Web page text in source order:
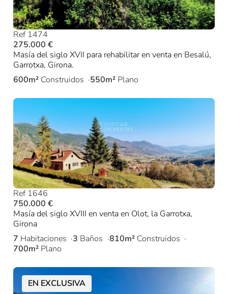
Ref 1474
275.000 €
Masía del siglo XVII para rehabilitar en venta en Besalú,
Garrotxa, Girona.
600m² Construidos 550m² Plano
Ref 1646
750.000 €
Masía del siglo XVIII en venta en Olot, la Garrotxa,
Girona
7 Habitaciones 3 Baños 810m² Construidos
700m² Plano
EN EXCLUSIVA